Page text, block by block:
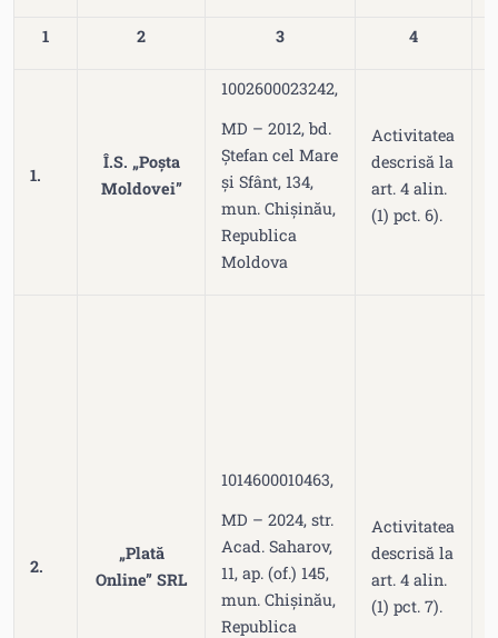
1 2 3 4
1.
Î.S. „Poșta
Moldovei”
1002600023242,
MD – 2012, bd.
Ștefan cel Mare
și Sfânt, 134,
mun. Chișinău,
Republica
Moldova
Activitatea
descrisă la
art. 4 alin.
(1) pct. 6).
2.
„Plată
Online” SRL
1014600010463,
MD – 2024, str.
Acad. Saharov,
11, ap. (of.) 145,
mun. Chișinău,
Republica
Activitatea
descrisă la
art. 4 alin.
(1) pct. 7).